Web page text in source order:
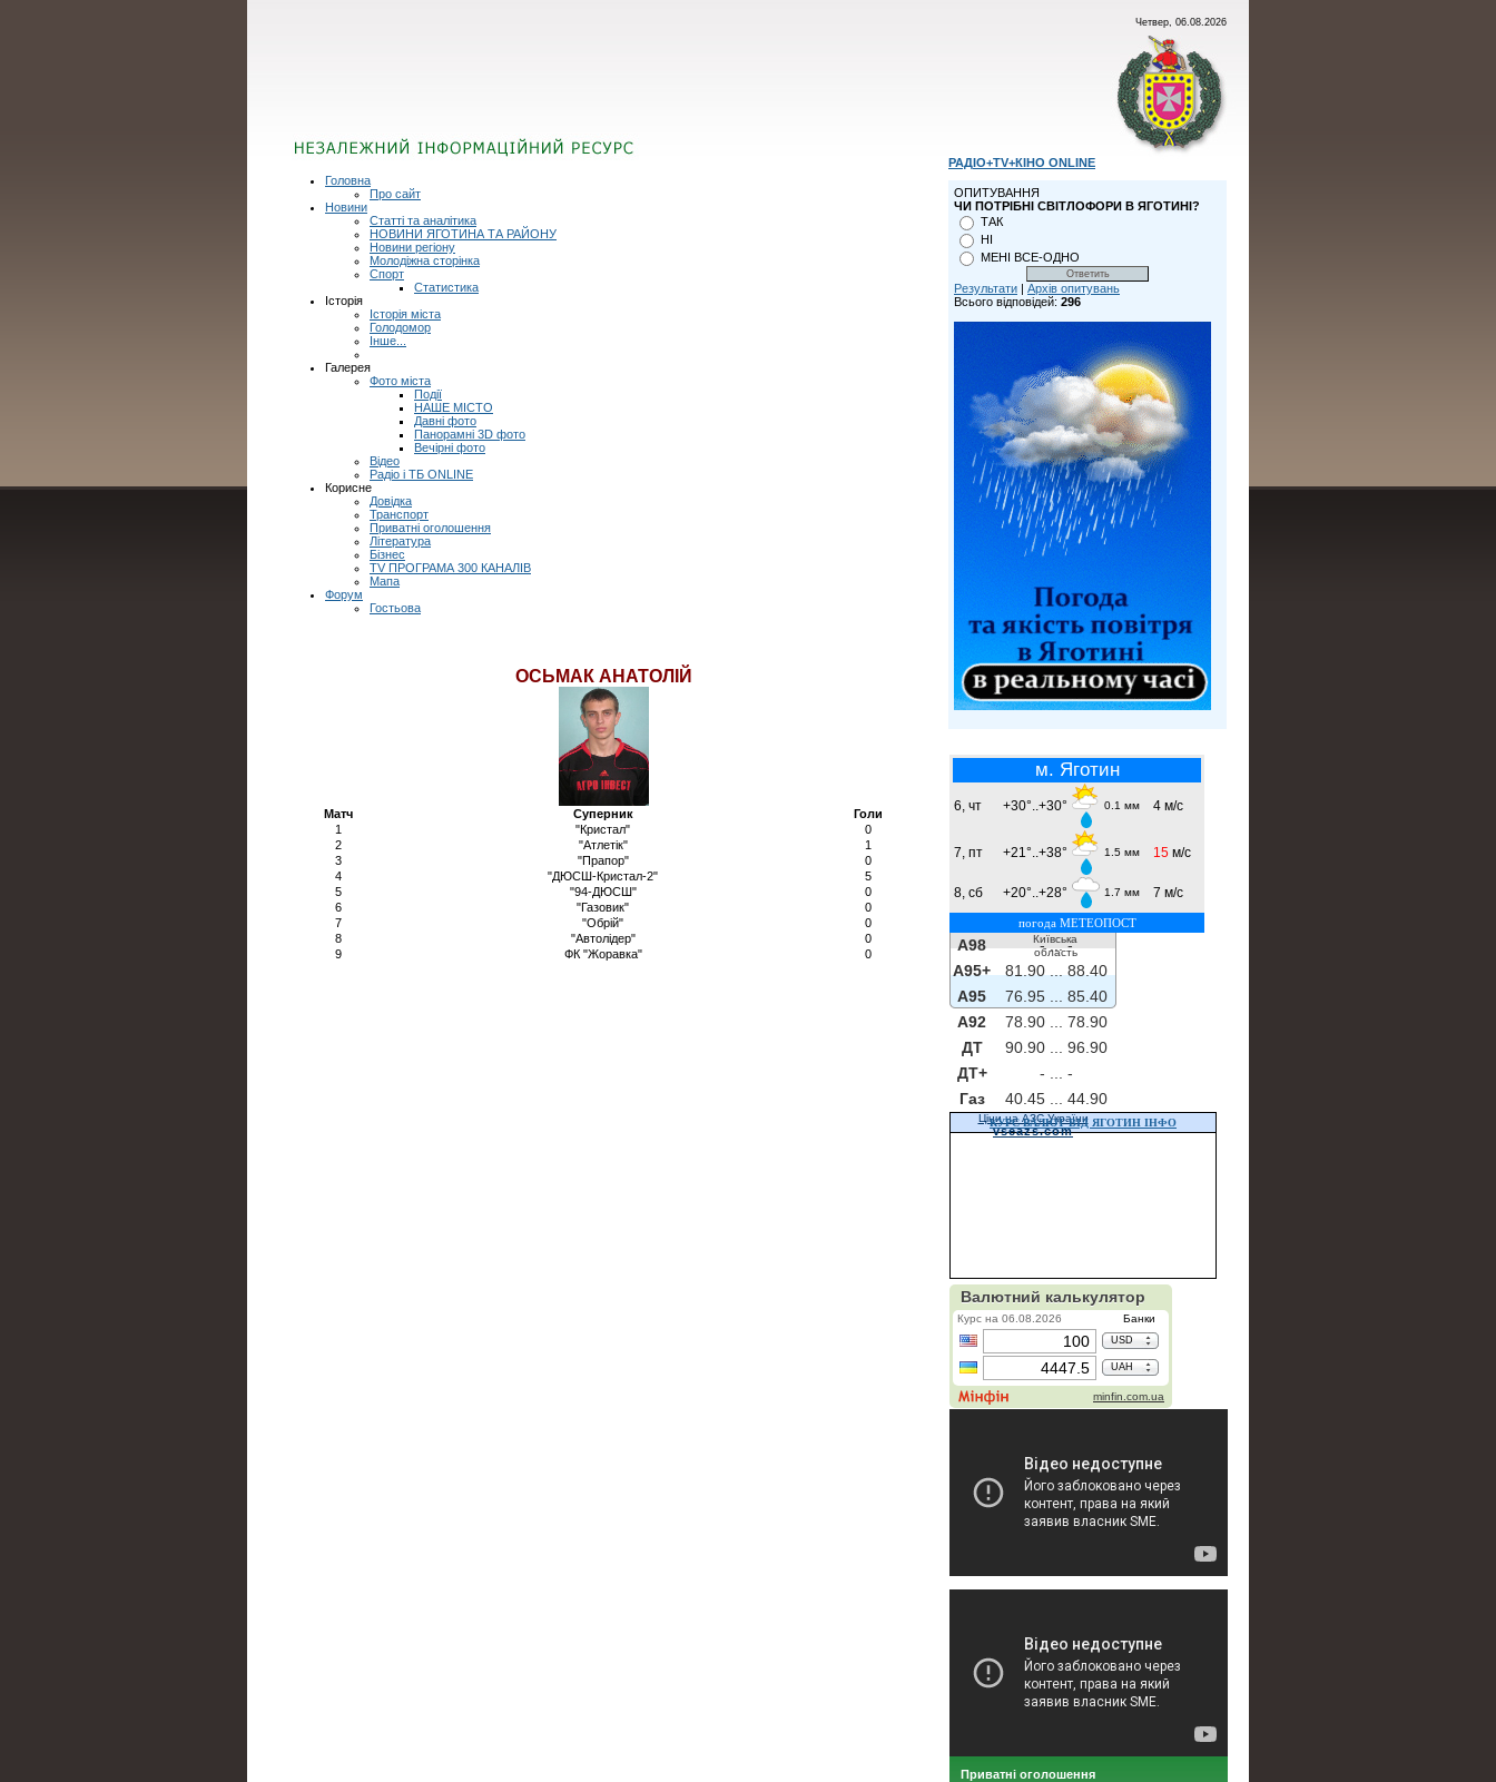
Четвер, 06.08.2026
Головна
Про сайт
Новини
Статті та аналітика
НОВИНИ ЯГОТИНА ТА РАЙОНУ
Новини регіону
Молодіжна сторінка
Спорт
Статистика
Історія
Історія міста
Голодомор
Інше...
Галерея
Фото міста
Події
НАШЕ МІСТО
Давні фото
Панорамні 3D фото
Вечірні фото
Відео
Радіо і ТБ ONLINE
Корисне
Довідка
Транспорт
Приватні оголошення
Література
Бізнес
TV ПРОГРАМА 300 КАНАЛІВ
Мапа
Форум
Гостьова
ОСЬМАК АНАТОЛІЙ
Матч Суперник
Голи
1
"Кристал"
0
2
"Атлетік"
1
3
"Прапор"
0
4
"ДЮСШ-Кристал-2"
5
5
"94-ДЮСШ"
0
6
"Газовик"
0
7
"Обрій"
0
8
"Автолідер"
0
9
ФК "Жоравка" 0
РАДІО+TV+КІНО ONLINE
ОПИТУВАННЯ
ЧИ ПОТРІБНІ СВІТЛОФОРИ В ЯГОТИНІ?
ТАК
НІ
МЕНІ ВСЕ-ОДНО
Результати | Архів опитувань
Всього відповідей: 296
м. Яготин
6, чт +30°..+30° 0.1 мм 4 м/с
7, пт +21°..+38° 1.5 мм 15 м/с
8, сб +20°..+28° 1.7 мм 7 м/с
погода МЕТЕОПОСТ
Київська
область
A98 - ...-
A95+
81.90 ...
88.40
A95
76.95 ...
85.40
A92
78.90 ...
78.90
ДТ
90.90 ...
96.90
ДТ+
- ...
-
Газ
40.45 ... 44.90
Ціни на АЗС України
vseazs.com
КУРС ВАЛЮТ ВІД ЯГОТИН ІНФО
Приватні оголошення